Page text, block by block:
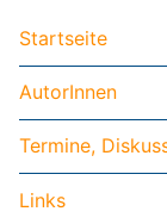
Startseite
AutorInnen
Termine,
Links